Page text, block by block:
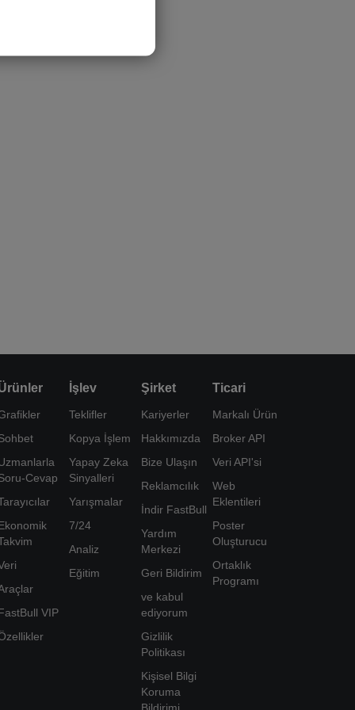
Cevap
VIP
İşlev
Teklifler
Kopya İşlem
Yapay Zeka
Sinyalleri
Yarışmalar
7/24
Analiz
Eğitim
Şirket
Kariyerler
Hakkımızda
Bize Ulaşın
Reklamcılık
İndir FastBull
Yardım
Merkezi
Geri Bildirim
ve kabul
ediyorum
Gizlilik
Politikası
Kişisel Bilgi
Koruma
Ticari
Markalı Ürün
Broker API
Veri API'si
Web
Eklentileri
Poster
Oluşturucu
Ortaklık
Programı